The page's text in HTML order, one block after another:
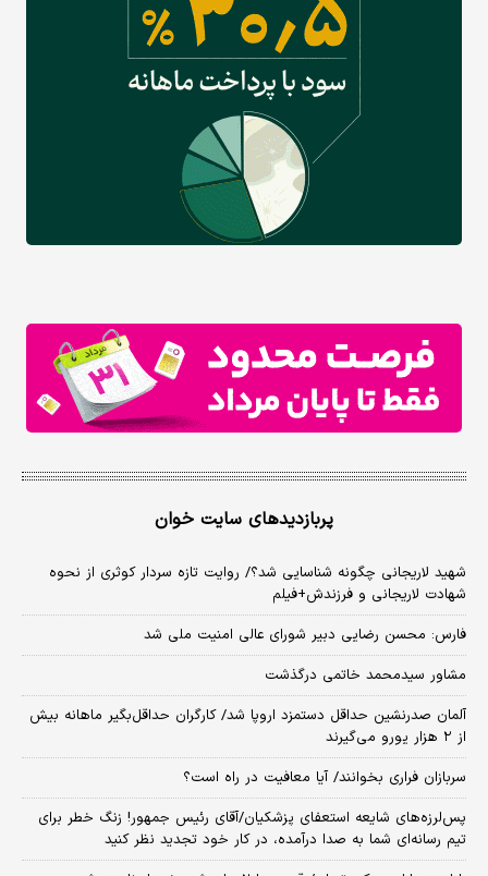
پربازدیدهای سایت خوان
شهید لاریجانی چگونه شناسایی شد؟/ روایت تازه سردار کوثری از نحوه
شهادت لاریجانی و فرزندش+فیلم
فارس: محسن رضایی دبیر شورای عالی امنیت ملی شد
مشاور سیدمحمد خاتمی درگذشت
آلمان صدرنشین حداقل دستمزد اروپا شد/ کارگران حداقل‌بگیر ماهانه بیش
از ۲ هزار یورو می‌گیرند
سربازان فراری بخوانند/ آیا معافیت در راه است؟
پس‌لرزه‌های شایعه استعفای پزشکیان/آقای رئیس جمهور! زنگ خطر برای
تیم رسانه‌ای شما به صدا درآمده، در کار خود تجدید نظر کنید